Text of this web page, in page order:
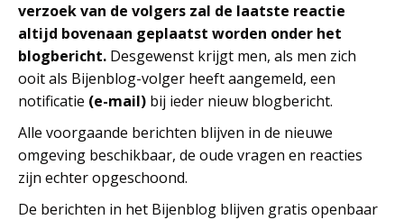
verzoek van de volgers zal de laatste reactie
altijd bovenaan geplaatst worden onder het
blogbericht. Desgewenst krijgt men, als men zich
ooit als Bijenblog-volger heeft aangemeld, een
notificatie (e-mail) bij ieder nieuw blogbericht.
Alle voorgaande berichten blijven in de nieuwe
omgeving beschikbaar, de oude vragen en reacties
zijn echter opgeschoond.
De berichten in het Bijenblog blijven gratis openbaar